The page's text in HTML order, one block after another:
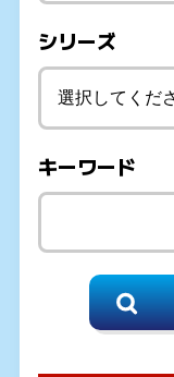
シリーズ
キーワード